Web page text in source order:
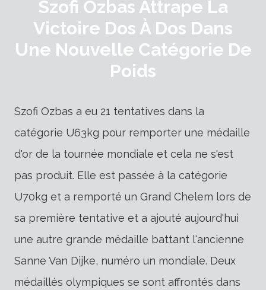
Szofi Ozbas Attrape La
Victoire Dos À Dos Dans
Une Nouvelle Catégorie De
Poids
Szofi Ozbas a eu 21 tentatives dans la
catégorie U63kg pour remporter une médaille
d'or de la tournée mondiale et cela ne s'est
pas produit. Elle est passée à la catégorie
U70kg et a remporté un Grand Chelem lors de
sa première tentative et a ajouté aujourd'hui
une autre grande médaille battant l'ancienne
Sanne Van Dijke, numéro un mondiale. Deux
médaillés olympiques se sont affrontés dans